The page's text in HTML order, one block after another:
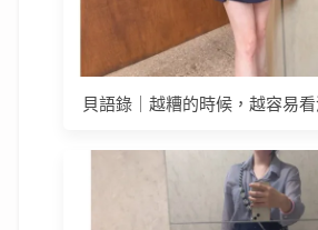
貝語錄｜越糟的時候，越容易